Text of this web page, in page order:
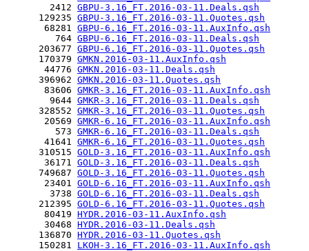
        2412
GBPU-3.16_FT.2016-03-11.Deals.qsh
      129235
GBPU-3.16_FT.2016-03-11.Quotes.qsh
       68281
GBPU-6.16_FT.2016-03-11.AuxInfo.qsh
         764
GBPU-6.16_FT.2016-03-11.Deals.qsh
      203677
GBPU-6.16_FT.2016-03-11.Quotes.qsh
      170379
GMKN.2016-03-11.AuxInfo.qsh
       44776
GMKN.2016-03-11.Deals.qsh
      396962
GMKN.2016-03-11.Quotes.qsh
       83606
GMKR-3.16_FT.2016-03-11.AuxInfo.qsh
        9644
GMKR-3.16_FT.2016-03-11.Deals.qsh
      328552
GMKR-3.16_FT.2016-03-11.Quotes.qsh
       20569
GMKR-6.16_FT.2016-03-11.AuxInfo.qsh
         573
GMKR-6.16_FT.2016-03-11.Deals.qsh
       41641
GMKR-6.16_FT.2016-03-11.Quotes.qsh
      310515
GOLD-3.16_FT.2016-03-11.AuxInfo.qsh
       36171
GOLD-3.16_FT.2016-03-11.Deals.qsh
      749687
GOLD-3.16_FT.2016-03-11.Quotes.qsh
       23401
GOLD-6.16_FT.2016-03-11.AuxInfo.qsh
        3738
GOLD-6.16_FT.2016-03-11.Deals.qsh
      212395
GOLD-6.16_FT.2016-03-11.Quotes.qsh
       80419
HYDR.2016-03-11.AuxInfo.qsh
       30468
HYDR.2016-03-11.Deals.qsh
      136870
HYDR.2016-03-11.Quotes.qsh
      150281
LKOH-3.16_FT.2016-03-11.AuxInfo.qsh